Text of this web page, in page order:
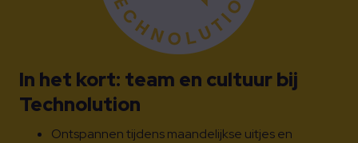
In het kort: team en cultuur bij
Technolution
Ontspannen tijdens maandelijkse uitjes en